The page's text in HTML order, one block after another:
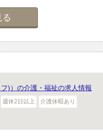
)）の介護・福祉の求人情報
週休2日以上
介護休暇あり